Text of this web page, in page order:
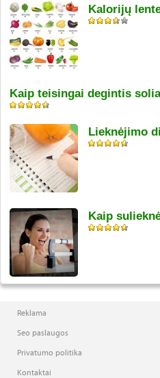
Kalorijų
Kaip teisingai degintis
Lieknėjimo
Kaip
Reklama
Seo paslaugos
Privatumo politika
Kontaktai